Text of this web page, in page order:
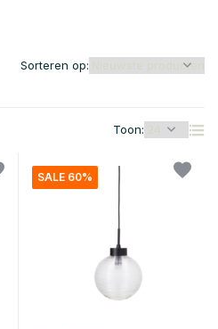
Toon:
Sorteren op:
SALE 60%